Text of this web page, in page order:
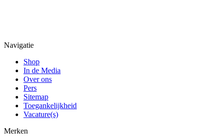
Navigatie
Shop
In de Media
Over ons
Pers
Sitemap
Toegankelijkheid
Vacature(s)
Merken